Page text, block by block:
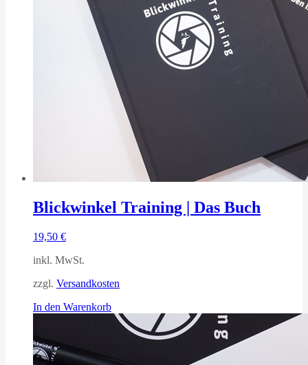
Blickwinkel Training | Das Buch
19,50 €
inkl. MwSt.
zzgl. Versandkosten
In den Warenkorb